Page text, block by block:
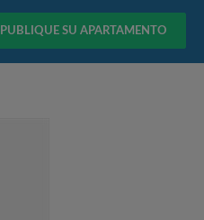
PUBLIQUE SU APARTAMENTO